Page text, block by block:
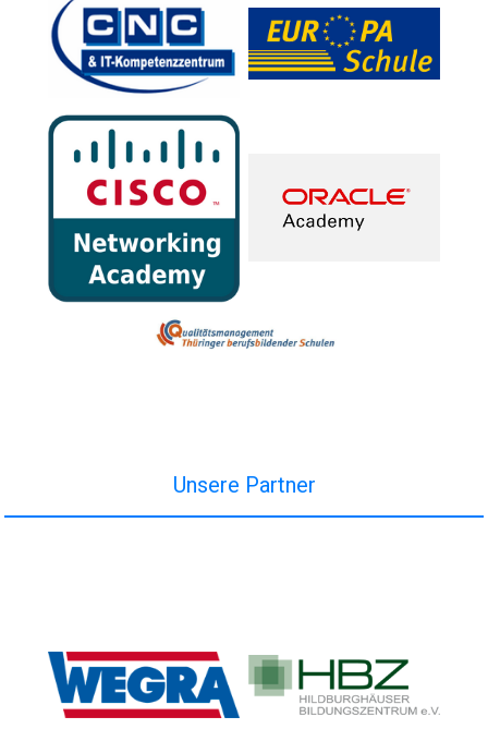
Unsere Partner